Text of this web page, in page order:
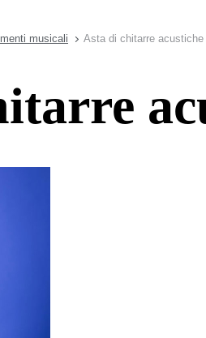
musicali Asta di chitarre acustiche